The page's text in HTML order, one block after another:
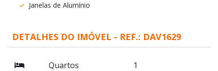
Janelas de Alumínio
DETALHES DO IMÓVEL - REF.: DAV1629
Quartos
1